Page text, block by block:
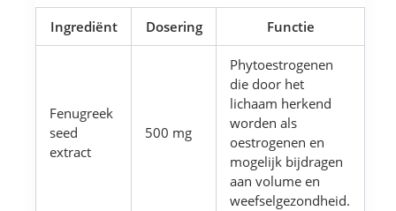
Ingrediënt Dosering Functie
Fenugreek
seed
extract
500 mg
Phytoestrogenen
die door het
lichaam herkend
worden als
oestrogenen en
mogelijk bijdragen
aan volume en
weefselgezondheid.